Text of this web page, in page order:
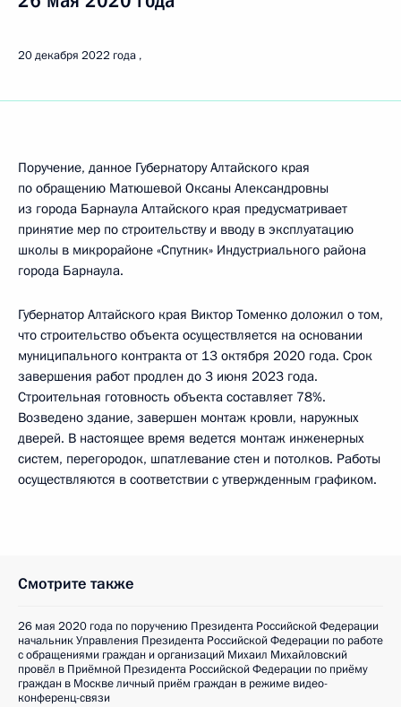
20 декабря 2022 года
Поручение, данное Губернатору Алтайского края
по обращению Матюшевой Оксаны Александровны
из города Барнаула Алтайского края предусматривает
принятие мер по строительству и вводу в эксплуатацию
школы в микрорайоне «Спутник» Индустриального района
города Барнаула.
Губернатор Алтайского края Виктор Томенко доложил о том,
что строительство объекта осуществляется на основании
муниципального контракта от 13 октября 2020 года. Срок
завершения работ продлен до 3 июня 2023 года.
Строительная готовность объекта составляет 78%.
Возведено здание, завершен монтаж кровли, наружных
дверей. В настоящее время ведется монтаж инженерных
систем, перегородок, шпатлевание стен и потолков. Работы
осуществляются в соответствии с утвержденным графиком.
Смотрите также
26 мая 2020 года по поручению Президента Российской Федерации
начальник Управления Президента Российской Федерации по работе
с обращениями граждан и организаций Михаил Михайловский
провёл в Приёмной Президента Российской Федерации по приёму
граждан в Москве личный приём граждан в режиме видео-
конференц-связи